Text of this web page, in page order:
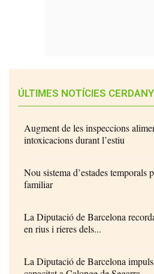
ÚLTIMES NOTÍCIES
Augment de les inspeccions
intoxicacions durant l’estiu
Nou sistema d’estades
familiar
La Diputació de Barcelona
en rius i rieres dels...
La Diputació de Barcelona